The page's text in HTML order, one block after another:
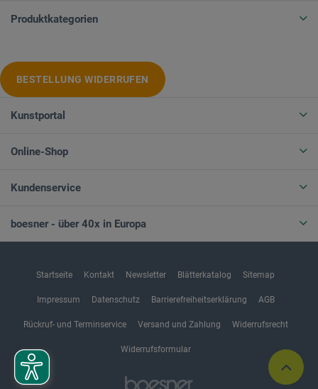
Produktkategorien
BESTELLUNG WIDERRUFEN
Kunstportal
Online-Shop
Kundenservice
boesner - über 40x in Europa
Startseite Kontakt Newsletter Blätterkatalog Sitemap
Impressum Datenschutz Barrierefreiheitserklärung AGB
Rückruf- und Terminservice Versand und Zahlung Widerrufsrecht
Widerrufsformular